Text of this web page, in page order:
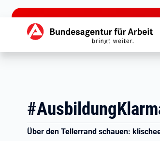
zu den Hauptinhalten springen
Hauptnavigation
Über den Tellerrand schauen: